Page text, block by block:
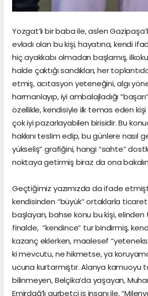
Yozgat’lı bir baba ile, aslen
evladı olan bu kişi, hayatına, kendi
hiç ayakkabı olmadan başlamış,
halde çaktığı sandıkları, her
etmiş, acıtasyon yeteneğini, algı
harmanlayıp, iyi ambalajladığı
özellikle, kendisiyle ilk temas eden
çok iyi pazarlayabilen birisidir. Bu
hakkını teslim edip, bu günlere nasıl
yükseliş” grafiğini, hangi “sahte”
noktaya getirmiş biraz da ona
Geçtiğimiz yazımızda da ifade
kendisinden “büyük” ortaklarla
başlayan, bahse konu bu kişi, elinden
finalde, “kendince” tur bindirmiş,
kazanç eklerken, maalesef
ki mevcutu, ne hikmetse, ya
ucuna kurtarmıştır. Alanya kamuoyu
bilinmeyen, Belçika’da yaşayan,
Emirdağ’lı gurbetçi iş insanı ile,